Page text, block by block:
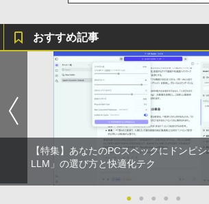
おすすめ記事
【特集】あなたのPCスペックにドンピ
LLM」の選び方と快適化テク
● ● ● ● ●